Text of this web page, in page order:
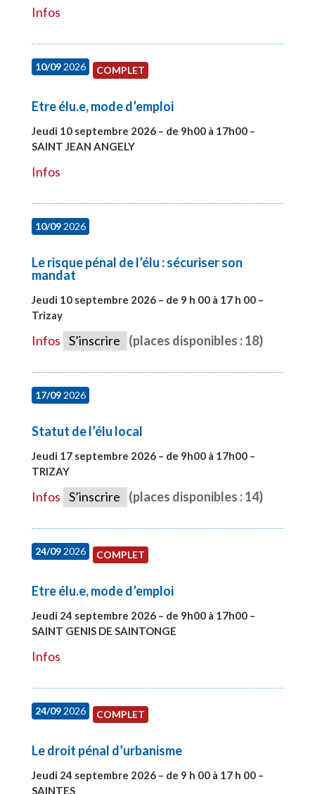
Infos
10/092026 COMPLET
Etre élu.e, mode d’emploi
Jeudi 10 septembre 2026 – de 9h00 à 17h00 –
SAINT JEAN ANGELY
Infos
10/092026
Le risque pénal de l’élu : sécuriser son
mandat
Jeudi 10 septembre 2026 – de 9 h 00 à 17 h 00 –
Trizay
Infos S’inscrire (places disponibles : 18)
17/092026
Statut de l’élu local
Jeudi 17 septembre 2026 – de 9h00 à 17h00 –
TRIZAY
Infos S’inscrire (places disponibles : 14)
24/092026 COMPLET
Etre élu.e, mode d’emploi
Jeudi 24 septembre 2026 – de 9h00 à 17h00 –
SAINT GENIS DE SAINTONGE
Infos
24/092026 COMPLET
Le droit pénal d’urbanisme
Jeudi 24 septembre 2026 – de 9 h 00 à 17 h 00 –
SAINTES